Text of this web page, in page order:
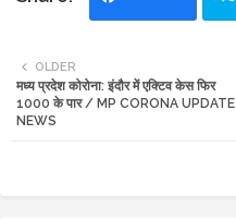
OLDER
मध्य प्रदेश कोरोना: इंदौर में एक्टिव केस फिर
1000 के पार / MP CORONA UPDATE
NEWS